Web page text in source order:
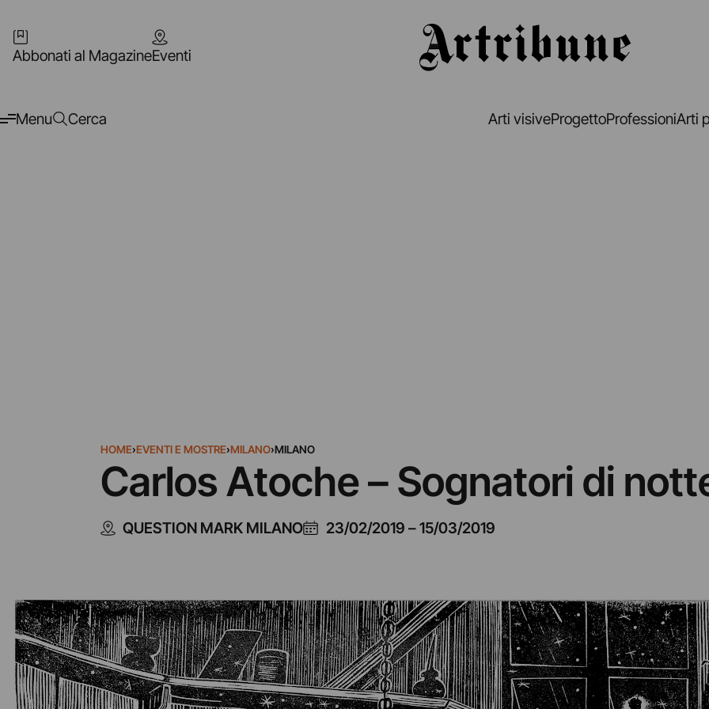
Abbonati al MagazineEventi
Menu Cerca Arti visiveProgettoProfessioniArti
HOME›EVENTI E MOSTRE›MILANO›MILANO
Carlos Atoche – Sognatori di
QUESTION MARK MILANO 23/02/2019 –15/03/2019